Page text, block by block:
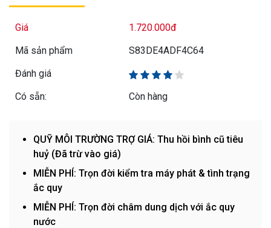
Giá
1.720.000đ
Mã sản phẩm
S83DE4ADF4C64
Đánh giá
Có sẵn:
Còn hàng
QUỸ MÔI TRƯỜNG TRỢ GIÁ: Thu hồi bình cũ tiêu
huỷ (Đã trừ vào giá)
MIỄN PHÍ: Trọn đời kiểm tra máy phát & tình trạng
ắc quy
MIỄN PHÍ: Trọn đời châm dung dịch với ắc quy
nước